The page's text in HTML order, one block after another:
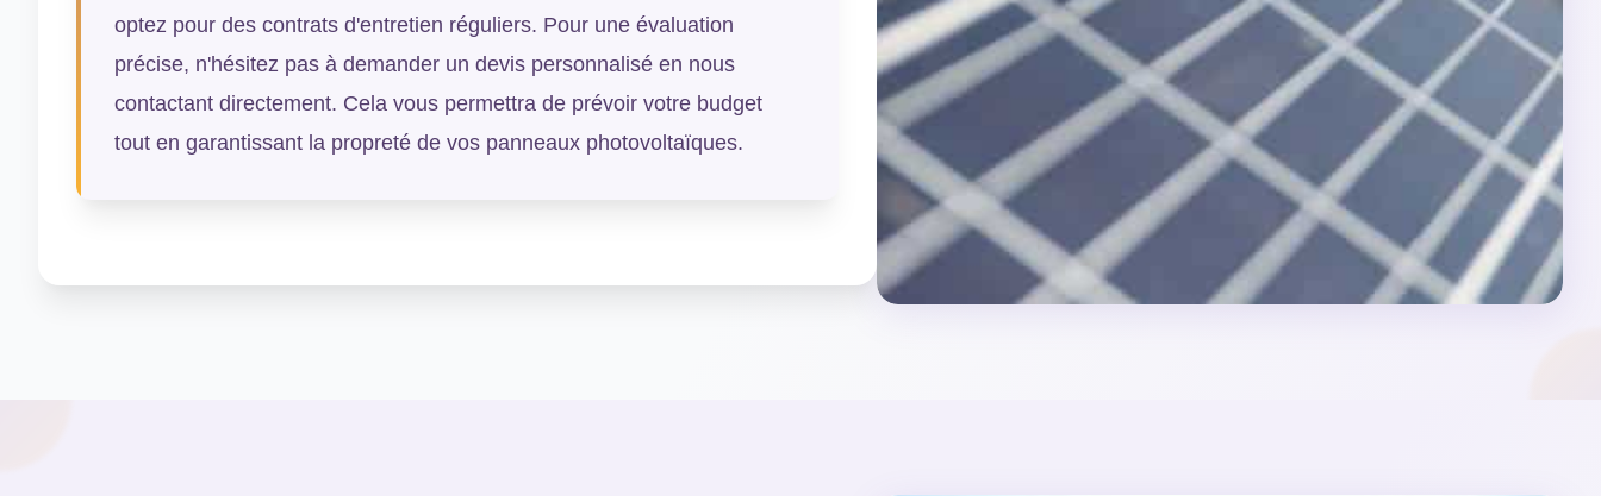
optez pour des contrats d'entretien réguliers. Pour une évaluation
précise, n'hésitez pas à demander un devis personnalisé en nous
contactant directement. Cela vous permettra de prévoir votre budget
tout en garantissant la propreté de vos panneaux photovoltaïques.